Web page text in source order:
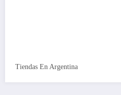
Tiendas En Argentina